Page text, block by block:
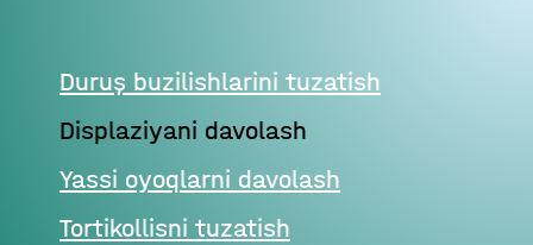
Duruş buzilishlarini tuzatish
Displaziyani davolash
Yassi oyoqlarni davolash
Tortikollisni tuzatish